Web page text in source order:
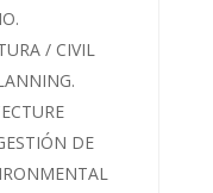
/ CIVIL
DE